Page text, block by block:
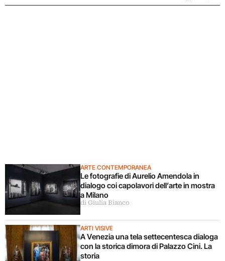
ARTE CONTEMPORANEA
Le fotografie di Aurelio Amendola in
dialogo coi capolavori dell’arte in mostra
a Milano
di Giulia Bianco
ARTI VISIVE
A Venezia una tela settecentesca dialoga
con la storica dimora di Palazzo Cini. La
storia